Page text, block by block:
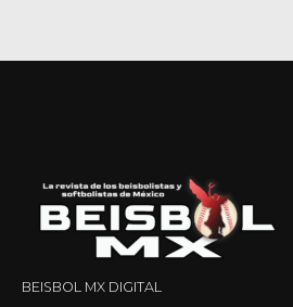
BEISBOL MX DIGITAL